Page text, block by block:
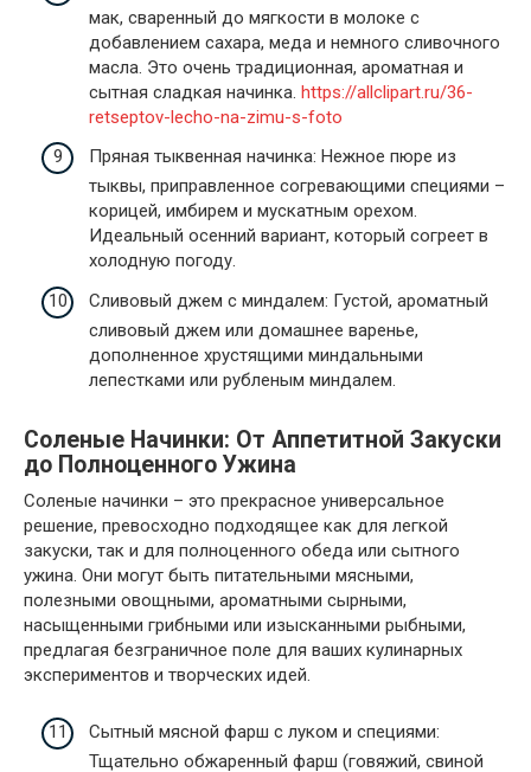
мак, сваренный до мягкости в молоке с
добавлением сахара, меда и немного сливочного
масла. Это очень традиционная, ароматная и
сытная сладкая начинка. https://allclipart.ru/36-
retseptov-lecho-na-zimu-s-foto
Пряная тыквенная начинка: Нежное пюре из
тыквы, приправленное согревающими специями –
корицей, имбирем и мускатным орехом.
Идеальный осенний вариант, который согреет в
холодную погоду.
Сливовый джем с миндалем: Густой, ароматный
сливовый джем или домашнее варенье,
дополненное хрустящими миндальными
лепестками или рубленым миндалем.
Соленые Начинки: От Аппетитной Закуски
до Полноценного Ужина
Соленые начинки – это прекрасное универсальное
решение, превосходно подходящее как для легкой
закуски, так и для полноценного обеда или сытного
ужина. Они могут быть питательными мясными,
полезными овощными, ароматными сырными,
насыщенными грибными или изысканными рыбными,
предлагая безграничное поле для ваших кулинарных
экспериментов и творческих идей.
Сытный мясной фарш с луком и специями:
Тщательно обжаренный фарш (говяжий, свиной